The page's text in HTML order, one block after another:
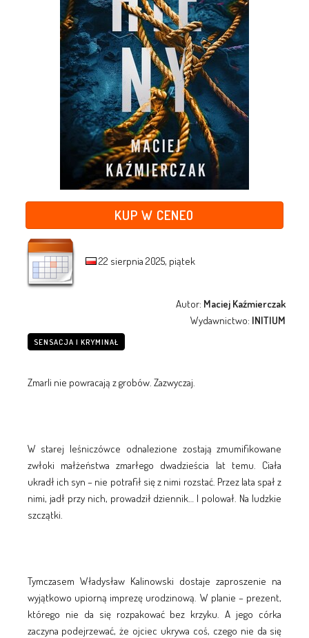
KUP W CENEO
22 sierpnia 2025, piątek
Autor: Maciej Kaźmierczak
Wydawnictwo: INITIUM
SENSACJA I KRYMINAŁ
Zmarli nie powracają z grobów. Zazwyczaj.
W starej leśniczówce odnalezione zostają zmumifikowane
zwłoki małżeństwa zmarłego dwadzieścia lat temu. Ciała
ukradł ich syn – nie potrafił się z nimi rozstać. Przez lata spał z
nimi, jadł przy nich, prowadził dziennik… I polował. Na ludzkie
szczątki.
Tymczasem Władysław Kalinowski dostaje zaproszenie na
wyjątkowo upiorną imprezę urodzinową. W planie – prezent,
którego nie da się rozpakować bez krzyku. A jego córka
zaczyna podejrzewać, że ojciec ukrywa coś, czego nie da się